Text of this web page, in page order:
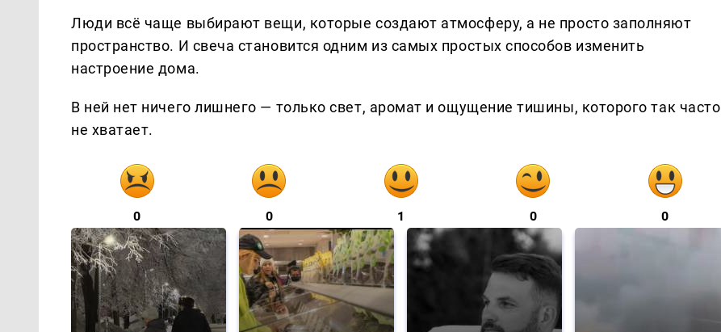
Люди всё чаще выбирают вещи, которые создают атмосферу, а не просто заполняют
пространство. И свеча становится одним из самых простых способов изменить
настроение дома.
В ней нет ничего лишнего — только свет, аромат и ощущение тишины, которого так часто
не хватает.
0 0 1 0 0